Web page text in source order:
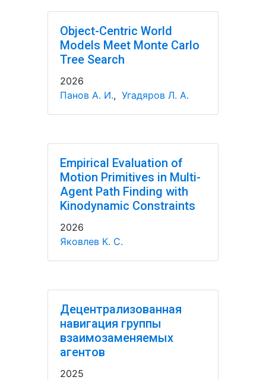
Object-Centric World
Models Meet Monte Carlo
Tree Search
2026
Панов А. И., Угадяров Л. А.
Empirical Evaluation of
Motion Primitives in Multi-
Agent Path Finding with
Kinodynamic Constraints
2026
Яковлев К. С.
Децентрализованная
навигация группы
взаимозаменяемых
агентов
2025